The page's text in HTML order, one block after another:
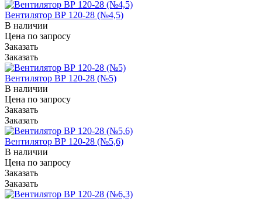
Вентилятор ВР 120-28 (№4,5)
В наличии
Цена по запросу
Заказать
Заказать
Вентилятор ВР 120-28 (№5)
В наличии
Цена по запросу
Заказать
Заказать
Вентилятор ВР 120-28 (№5,6)
В наличии
Цена по запросу
Заказать
Заказать